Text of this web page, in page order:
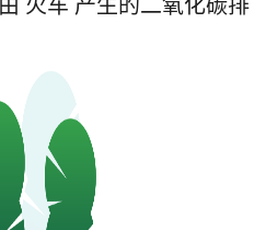
火车 产生的二氧化碳排